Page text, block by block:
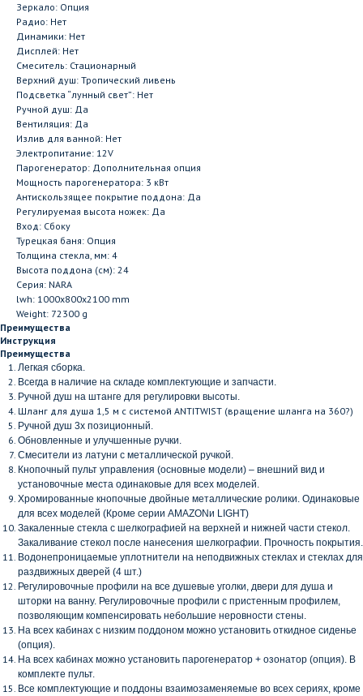
Зеркало: Опция
Радио: Нет
Динамики: Нет
Дисплей: Нет
Смеситель: Стационарный
Верхний душ: Тропический ливень
Подсветка “лунный свет”: Нет
Ручной душ: Да
Вентиляция: Да
Излив для ванной: Нет
Электропитание: 12V
Парогенератор: Дополнительная опция
Мощность парогенератора: 3 кВт
Антискользящее покрытие поддона: Да
Регулируемая высота ножек: Да
Вход: Сбоку
Турецкая баня: Опция
Толщина стекла, мм: 4
Высота поддона (см): 24
Серия: NARA
lwh: 1000x800x2100 mm
Weight: 72300 g
Преимущества
Инструкция
Преимущества
Легкая сборка.
Всегда в наличие на складе комплектующие и запчасти.
Ручной душ на штанге для регулировки высоты.
Шланг для душа 1,5 м с системой ANTITWIST (вращение шланга на 360?)
Ручной душ 3х позиционный.
Обновленные и улучшенные ручки.
Смесители из латуни с металлической ручкой.
Кнопочный пульт управления (основные модели) – внешний вид и
установочные места одинаковые для всех моделей.
Хромированные кнопочные двойные металлические ролики. Одинаковые
для всех моделей (Кроме серии AMAZONи LIGHT)
Закаленные стекла с шелкографией на верхней и нижней части стекол.
Закаливание стекол после нанесения шелкографии. Прочность покрытия.
Водонепроницаемые уплотнители на неподвижных стеклах и стеклах для
раздвижных дверей (4 шт.)
Регулировочные профили на все душевые уголки, двери для душа и
шторки на ванну. Регулировочные профили с пристенным профилем,
позволяющим компенсировать небольшие неровности стены.
На всех кабинах с низким поддоном можно установить откидное сиденье
(опция).
На всех кабинах можно установить парогенератор + озонатор (опция). В
комплекте пульт.
Все комплектующие и поддоны взаимозаменяемые во всех сериях, кроме